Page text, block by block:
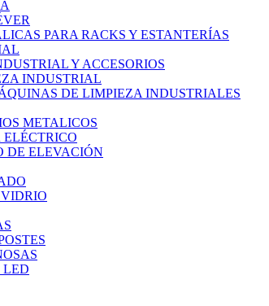
PARA RACKS Y ESTANTERÍAS
Y ACCESORIOS
INDUSTRIAL
DE LIMPIEZA INDUSTRIALES
METALICOS
DE ELEVACIÓN
VIDRIO
LED